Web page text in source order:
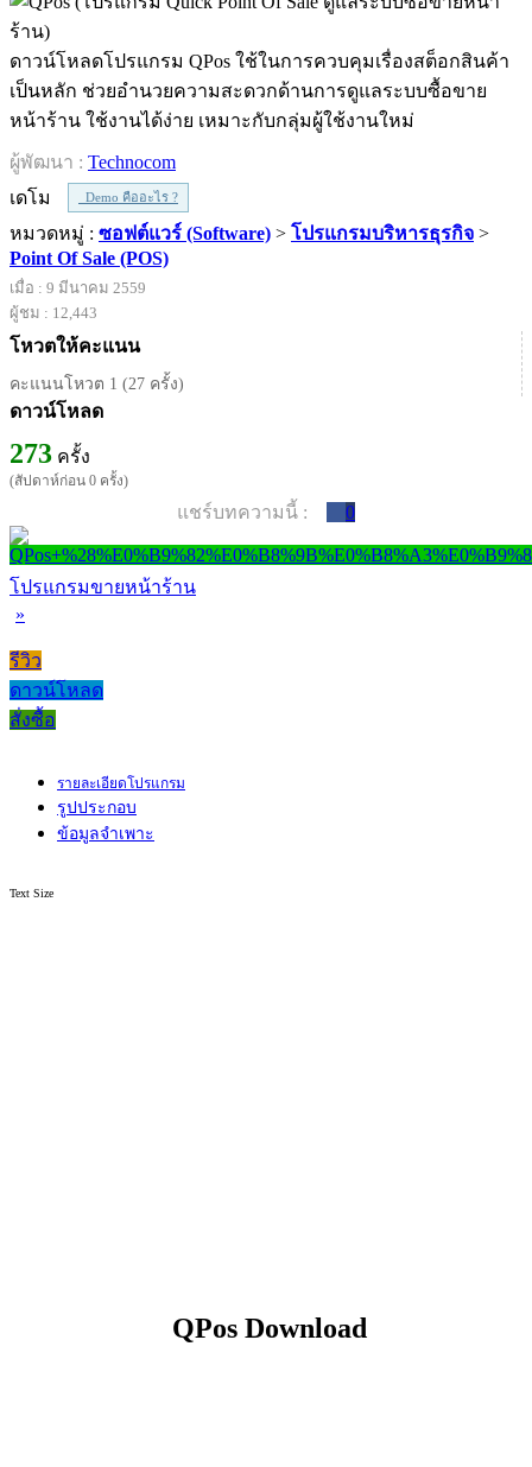
ดาวน์โหลดโปรแกรม QPos ใช้ในการควบคุมเรื่องสต็อกสินค้า
เป็นหลัก ช่วยอำนวยความสะดวกด้านการดูแลระบบซื้อขาย
หน้าร้าน ใช้งานได้ง่าย เหมาะกับกลุ่มผู้ใช้งานใหม่
ผู้พัฒนา : Technocom
เดโม
Demo คืออะไร ?
หมวดหมู่ : ซอฟต์แวร์ (Software) > โปรแกรมบริหารธุรกิจ >
Point Of Sale (POS)
เมื่อ : 9 มีนาคม 2559
ผู้ชม : 12,443
โหวตให้คะแนน
คะแนนโหวต 1 (27 ครั้ง)
ดาวน์โหลด
273 ครั้ง
(สัปดาห์ก่อน 0 ครั้ง)
แชร์บทความนี้ : 0
โปรแกรมขายหน้าร้าน
»
รีวิว
ดาวน์โหลด
สั่งซื้อ
รายละเอียดโปรแกรม
รูปประกอบ
ข้อมูลจำเพาะ
Text Size
QPos Download